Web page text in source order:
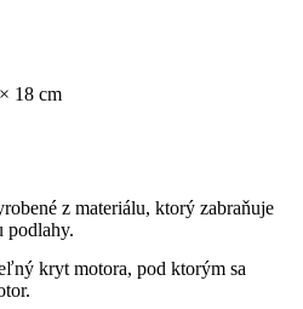
18 cm
z materiálu, ktorý zabraňuje
podlahy.
kryt motora, pod ktorým sa